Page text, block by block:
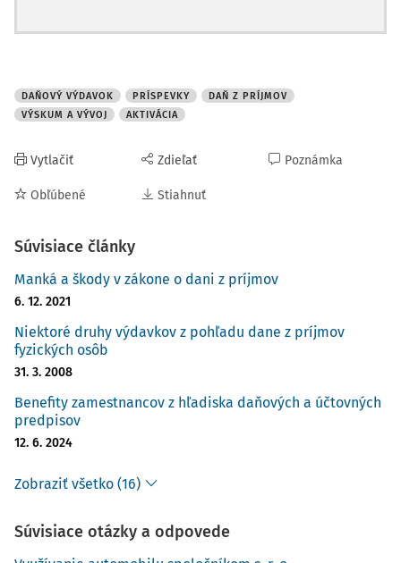
vopred žiadnu žiadosť, projekt výskumu a vývoja sa stáva
dôležitým dokumentom hlavne v prípade daňovej
správcu dane alebo finančného riaditeľstva. Lehota na
doručenia výzvy daňovníkovi. Podľa
ho evidovať len elektronicky.
Počas realizácie projektu môže nastať situác
DAŇOVÝ VÝDAVOK PRÍSPEVKY
DAŇ Z PRÍJMOV
VÝSKUM A VÝVOJ
AKTIVÁCIA
Vytlačiť
Obľúbené
Zdieľať
Stiahnuť
Poznámka
Súvisiace články
Manká a škody v zákone o dani z príjmov
6. 12. 2021
Niektoré druhy výdavkov z pohľadu dane z príjmov
fyzických osôb
31. 3. 2008
Benefity zamestnancov z hľadiska daňových a účtovných
predpisov
12. 6. 2024
Zobraziť všetko (16)
Súvisiace otázky a odpovede